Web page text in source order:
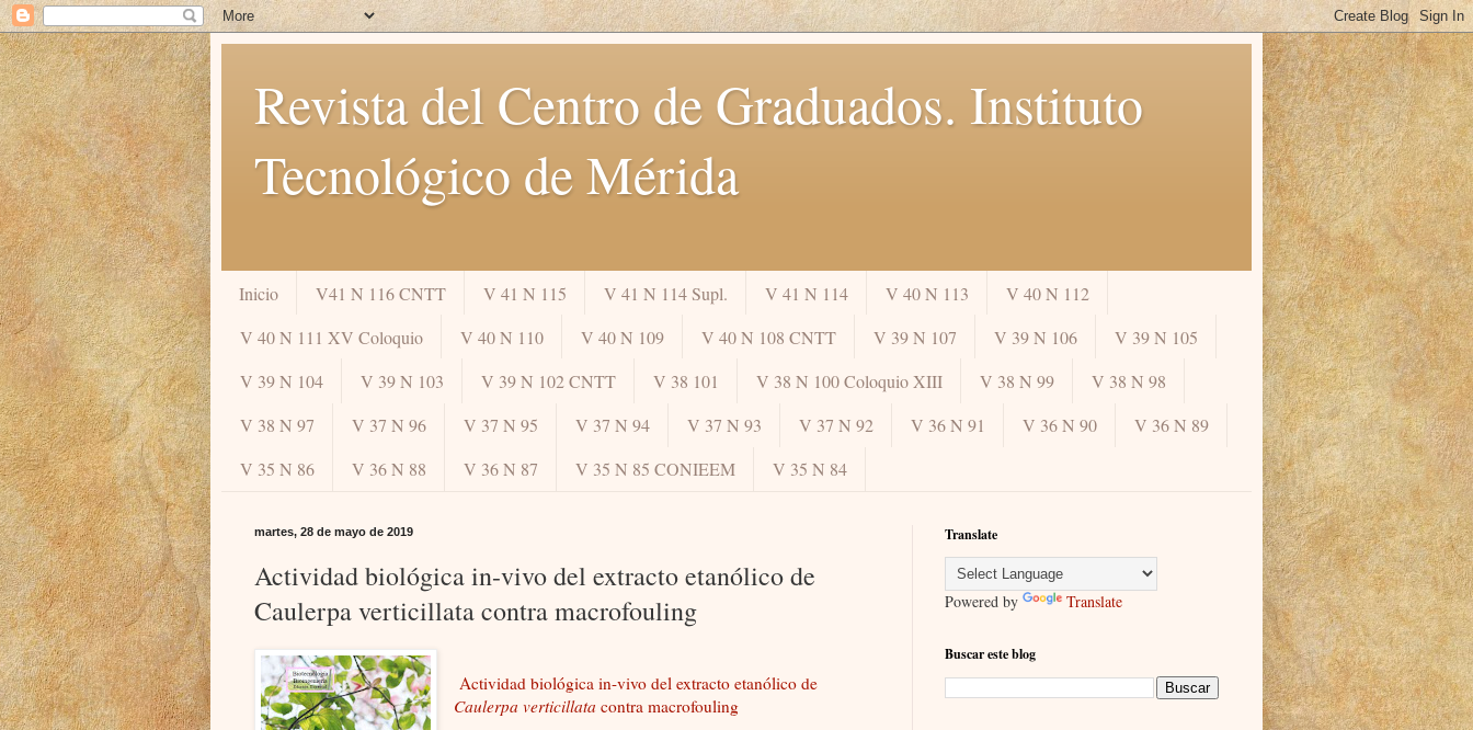
Revista del Centro de Graduados. Instituto
Tecnológico de Mérida
Inicio V41 N 116 CNTT V 41 N 115 V 41 N 114 Supl. V 41 N 114 V 40 N 113
V 40 N 112
V 40 N 111 XV Coloquio
V 40 N 110 V 40 N 109 V 40 N 108 CNTT V 39 N 107 V 39 N 106
V 39 N 105
V 39 N 104
V 39 N 103 V 39 N 102 CNTT V 38 101 V 38 N 100 Coloquio XIII V 38 N 99
V 38 N 98
V 38 N 97
V 37 N 96 V 37 N 95 V 37 N 94 V 37 N 93 V 37 N 92 V 36 N 91 V 36 N 90
V 36 N 89
V 35 N 86
V 36 N 88 V 36 N 87 V 35 N 85 CONIEEM V 35 N 84
martes, 28 de mayo de 2019
Actividad biológica in-vivo del extracto etanólico de
Caulerpa verticillata contra macrofouling
Actividad biológica in-vivo del extracto etanólico de
Caulerpa verticillatacontra macrofouling
Translate
Powered by Translate
Buscar este blog